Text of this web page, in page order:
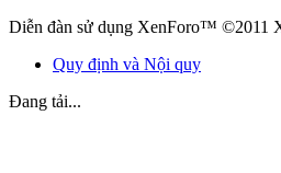
Diễn đàn sử dụng XenForo™ ©2011
Quy định và Nội quy
Đang tải...